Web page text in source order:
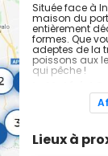
Située face à
maison du
entièrement
formes. Que
adeptes de la
poissons aux
qui pêche !
un panel
surf casting,
Moulinets: un
Lieux à